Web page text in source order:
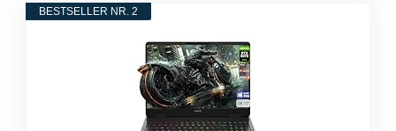
BESTSELLER NR. 2